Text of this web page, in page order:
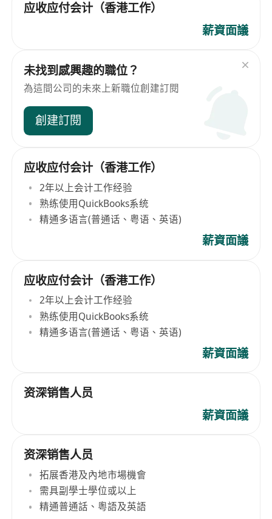
应收应付会计（香港工作）
薪資面議
未找到感興趣的職位？
為這間公司的未來上新職位創建訂閱
創建訂閱
应收应付会计（香港工作）
2年以上会计工作经验
熟练使用QuickBooks系统
精通多语言(普通话、粤语、英语)
薪資面議
应收应付会计（香港工作）
2年以上会计工作经验
熟练使用QuickBooks系统
精通多语言(普通话、粤语、英语)
薪資面議
资深销售人员
薪資面議
资深销售人员
拓展香港及內地市場機會
需具副學士學位或以上
精通普通話、粵語及英語